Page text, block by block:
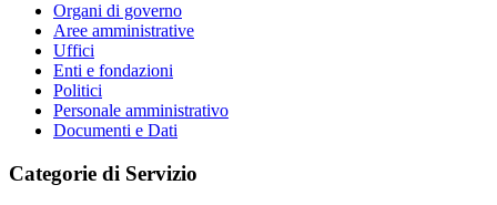
Organi di governo
Aree amministrative
Uffici
Enti e fondazioni
Politici
Personale amministrativo
Documenti e Dati
Categorie di Servizio